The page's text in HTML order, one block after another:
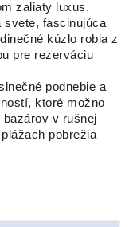
zaliaty luxus.
svete, fascinujúca
kúzlo robia z
pre rezerváciu
podnebie a
ktoré možno
v rušnej
pobrežia